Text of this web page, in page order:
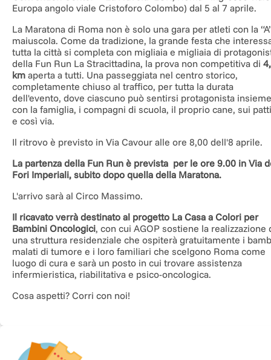
Europa angolo viale Cristoforo Colombo) dal 5 al 7 aprile.
La Maratona di Roma non è solo una gara per atleti con la
maiuscola. Come da tradizione, la grande festa che
tutta la città si completa con migliaia e migliaia di
della Fun Run La Stracittadina, la prova non competitiva di
km aperta a tutti. Una passeggiata nel centro storico,
completamente chiuso al traffico, per tutta la durata
dell'evento, dove ciascuno può sentirsi protagonista insieme
con la famiglia, i compagni di scuola, il proprio cane, sui
e così via.
Il ritrovo è previsto in Via Cavour alle ore 8,00 dell'8 aprile.
La partenza della Fun Run è prevista per le ore 9.00 in Via
Fori Imperiali, subito dopo quella della Maratona.
L'arrivo sarà al Circo Massimo.
Il ricavato verrà destinato al progetto La Casa a Colori per
Bambini Oncologici, con cui AGOP sostiene la realizzazione
una struttura residenziale che ospiterà gratuitamente i
malati di tumore e i loro familiari che scelgono Roma come
luogo di cura e sarà un posto in cui trovare assistenza
infermieristica, riabilitativa e psico-oncologica.
Cosa aspetti? Corri con noi!